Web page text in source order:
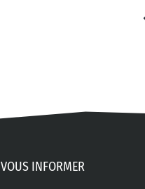
VOUS INFORMER